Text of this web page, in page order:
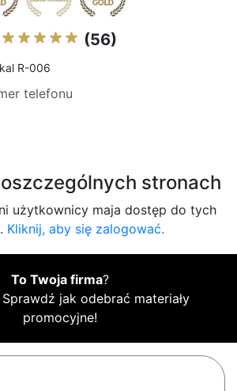
(56)
R-006
telefonu
stronach
użytkownicy maja dostęp do tych
Kliknij, aby się zalogować.
To Twoja firma?
Sprawdź jak odebrać materiały
promocyjne!